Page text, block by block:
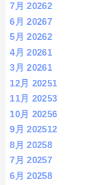
7月 20262
6月 20267
5月 20262
4月 20261
3月 20261
12月 20251
11月 20253
10月 20256
9月 202512
8月 20258
7月 20257
6月 20258